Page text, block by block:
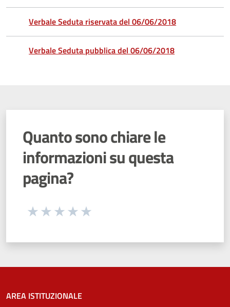
Verbale Seduta riservata del 06/06/2018
Verbale Seduta pubblica del 06/06/2018
Quanto sono chiare le
informazioni su questa
pagina?
Seleziona una valutazione da 1 a 5 stelle
AREA ISTITUZIONALE